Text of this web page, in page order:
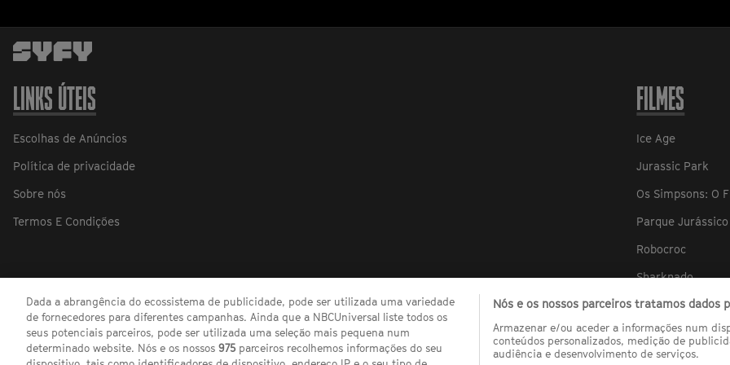
LINKS ÚTEIS
Escolhas de Anúncios
Política de privacidade
Sobre nós
Termos E Condições
FILMES
Ice Age
Jurassic Park
Os Simpsons: O
Parque Jurássico
Robocroc
Sharknado
Sharknado 2
Sharknado 3
Sharknado 4: The
Dada a abrangência do ecossistema de publicidade, pode ser utilizada uma variedade
de fornecedores para diferentes campanhas. Ainda que a NBCUniversal liste todos os
seus potenciais parceiros, pode ser utilizada uma seleção mais pequena num
determinado website. Nós e os nossos 975 parceiros recolhemos informações do seu
Nós e os nossos parceiros tratamos dados
Armazenar e/ou aceder a informações num
conteúdos personalizados, medição de
audiência e desenvolvimento de serviços.